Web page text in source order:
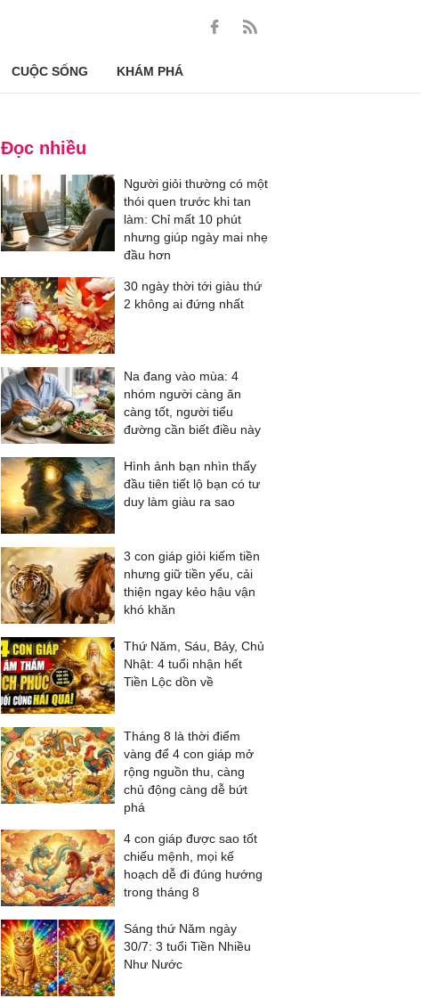
CUỘC SỐNG KHÁM PHÁ
Đọc nhiều
Người giỏi thường có một
thói quen trước khi tan
làm: Chỉ mất 10 phút
nhưng giúp ngày mai nhẹ
đầu hơn
30 ngày thời tới giàu thứ
2 không ai đứng nhất
Na đang vào mùa: 4
nhóm người càng ăn
càng tốt, người tiểu
đường cần biết điều này
Hình ảnh bạn nhìn thấy
đầu tiên tiết lộ bạn có tư
duy làm giàu ra sao
3 con giáp giỏi kiếm tiền
nhưng giữ tiền yếu, cải
thiện ngay kẻo hậu vận
khó khăn
Thứ Năm, Sáu, Bảy, Chủ
Nhật: 4 tuổi nhận hết
Tiền Lộc dồn về
Tháng 8 là thời điểm
vàng để 4 con giáp mở
rộng nguồn thu, càng
chủ động càng dễ bứt
phá
4 con giáp được sao tốt
chiếu mệnh, mọi kế
hoạch dễ đi đúng hướng
trong tháng 8
Sáng thứ Năm ngày
30/7: 3 tuổi Tiền Nhiều
Như Nước